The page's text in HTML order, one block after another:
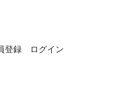
登録 ログイン